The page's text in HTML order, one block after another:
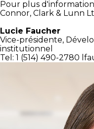
Pour plus
Connor, Clark & Lunn
Lucie Faucher
Vice-présidente,
institutionnel
Tel: 1 (514) 490-2780